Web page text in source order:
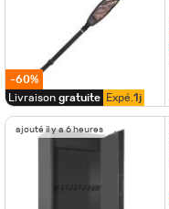
-60%
Livraison gratuite Expé. 1j
ajouté il y a 6 heures